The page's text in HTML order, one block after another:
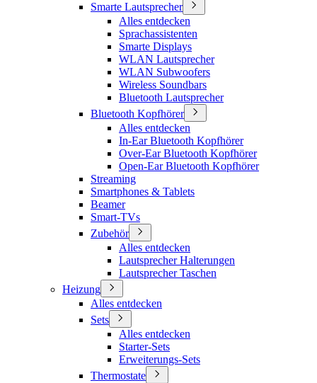
Smarte Lautsprecher
Alles entdecken
Sprachassistenten
Smarte Displays
WLAN Lautsprecher
WLAN Subwoofers
Wireless Soundbars
Bluetooth Lautsprecher
Bluetooth Kopfhörer
Alles entdecken
In-Ear Bluetooth Kopfhörer
Over-Ear Bluetooth Kopfhörer
Open-Ear Bluetooth Kopfhörer
Streaming
Smartphones & Tablets
Beamer
Smart-TVs
Zubehör
Alles entdecken
Lautsprecher Halterungen
Lautsprecher Taschen
Heizung
Alles entdecken
Sets
Alles entdecken
Starter-Sets
Erweiterungs-Sets
Thermostate